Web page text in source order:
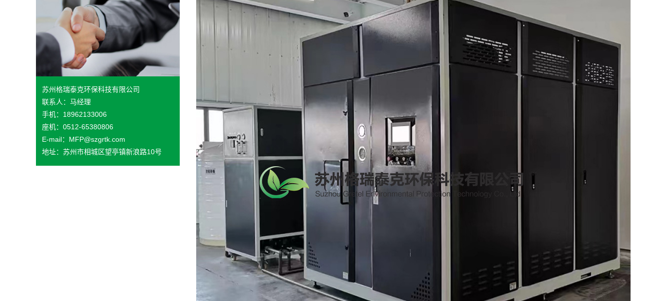
苏州格瑞泰克环保科技有限公司
联系人：马经理
手机：18962133006
座机：0512-65380806
E-mail：MFP@szgrtk.com
地址：苏州市相城区望亭镇新浪路10号